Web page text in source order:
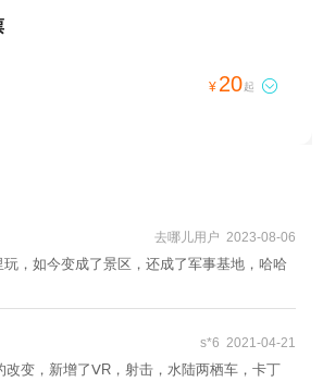
¥ 20起 
去哪儿用户 2023-08-06
玩，如今变成了景区，还成了军事基地，哈哈
s*6 2021-04-21
改变，新增了ⅤR，射击，水陆两栖车，卡丁